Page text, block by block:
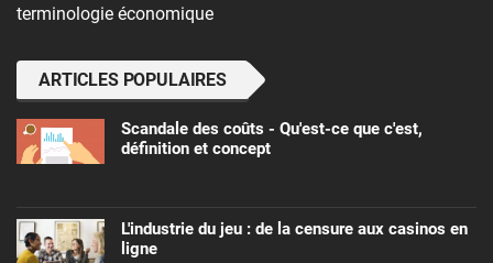
terminologie économique
ARTICLES POPULAIRES
Scandale des coûts - Qu'est-ce que c'est,
définition et concept
L'industrie du jeu : de la censure aux casinos en
ligne